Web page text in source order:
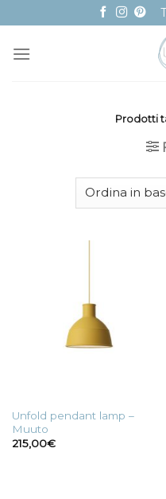
to
content
Prodotti
Unfold pendant lamp –
Muuto
215,00€